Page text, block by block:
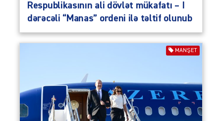
Respublikasının ali dövlət mükafatı – I
dərəcəli “Manas” ordeni ilə təltif olunub
MANŞET